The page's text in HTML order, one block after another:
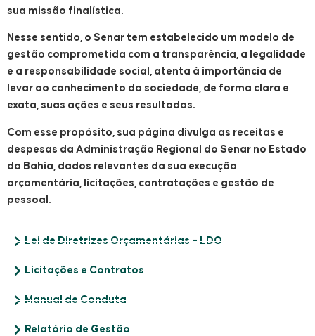
sua missão finalística.
Nesse sentido, o Senar tem estabelecido um modelo de
gestão comprometida com a transparência, a legalidade
e a responsabilidade social, atenta à importância de
levar ao conhecimento da sociedade, de forma clara e
exata, suas ações e seus resultados.
Com esse propósito, sua página divulga as receitas e
despesas da Administração Regional do Senar no Estado
da Bahia, dados relevantes da sua execução
orçamentária, licitações, contratações e gestão de
pessoal.
Lei de Diretrizes Orçamentárias – LDO
Licitações e Contratos
Manual de Conduta
Relatório de Gestão